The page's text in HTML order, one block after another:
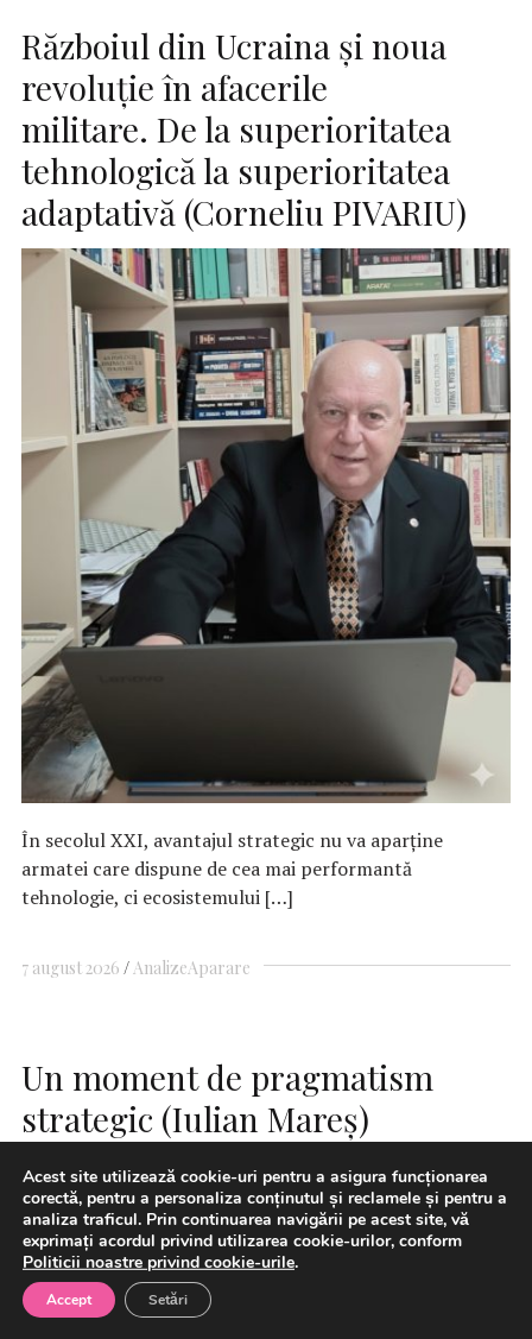
Războiul din Ucraina și noua
revoluție în afacerile
militare. De la superioritatea
tehnologică la superioritatea
adaptativă (Corneliu PIVARIU)
În secolul XXI, avantajul strategic nu va aparține
armatei care dispune de cea mai performantă
tehnologie, ci ecosistemului […]
7 august 2026 AnalizeAparare
Un moment de pragmatism
strategic (Iulian Mareș)
Acest site utilizează cookie-uri pentru a asigura funcționarea
corectă, pentru a personaliza conținutul și reclamele și pentru a
analiza traficul. Prin continuarea navigării pe acest site, vă
exprimați acordul privind utilizarea cookie-urilor, conform
Politicii noastre privind cookie-urile.
Accept Setări